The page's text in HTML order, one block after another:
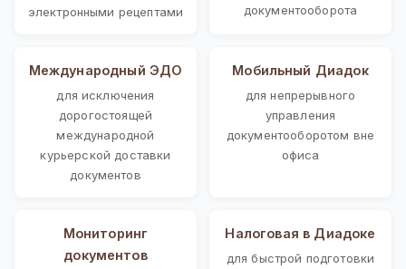
электронными рецептами
документооборота
Международный ЭДО
для исключения
дорогостоящей
международной
курьерской доставки
документов
Мобильный Диадок
для непрерывного
управления
документооборотом вне
офиса
Мониторинг
документов
Налоговая в Диадоке
для быстрой подготовки